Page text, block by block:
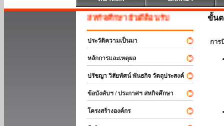
สหกิจศึกษา ยินดีต้อนรับ
ประวัติความเป็นมา
หลักการและเหตุผล
ปรัชญา วิสัยทัศน์ พันธกิจ วัตถุประสงค์
ข้อบังคับฯ / ประกาศฯ สหกิจศึกษา
โครงสร้างองค์กร
ขั้นต
การ